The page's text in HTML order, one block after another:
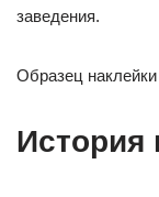
заведения.
Образец
История